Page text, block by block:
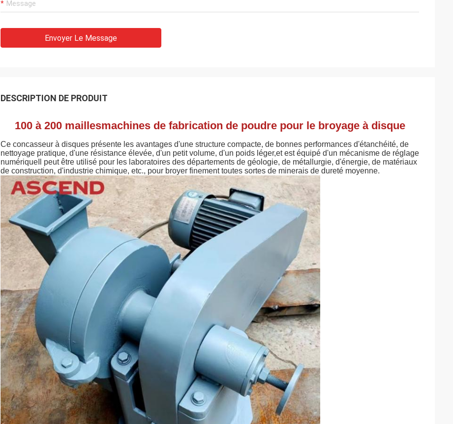
Envoyer Le Message
DESCRIPTION DE PRODUIT
100 à 200 maillesmachines de fabrication de poudre pour le broyage à disque
Ce concasseur à disques présente les avantages d'une structure compacte, de bonnes performances d'étanchéité, de
nettoyage pratique, d'une résistance élevée, d'un petit volume, d'un poids léger,et est équipé d'un mécanisme de réglage
numériqueIl peut être utilisé pour les laboratoires des départements de géologie, de métallurgie, d'énergie, de matériaux
de construction, d'industrie chimique, etc., pour broyer finement toutes sortes de minerais de dureté moyenne.